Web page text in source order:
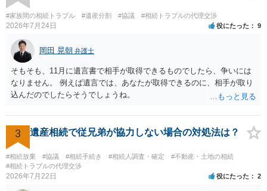
#家族間の相続トラブル #遺産分割 #協議 #相続トラブルの代理交渉
2026年7月24日 役にたった 9
岡田 晃朝 弁護士
そもそも、11月に遺言書で相手が取得できるものでしたら、争いには
なりません。 例えば遺言では、あなたが取得できるのに、相手が取り
込んだのでしたらそうでしょうね。
3 遺産相続で従兄弟が協力しない場合の対処法は？
#相続放棄 #協議 #相続手続き #相続人調査・確定
#不動産・土地の相続
#相続トラブルの代理交渉
2026年7月22日 役にたった 2